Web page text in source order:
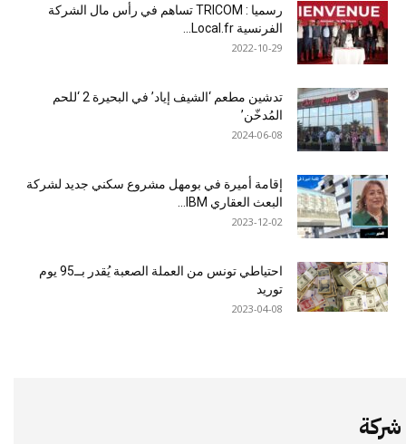
رسميا : TRICOM تساهم في رأس مال الشركة
الفرنسية Local.fr...
2022-10-29
تدشين مطعم ‘الشيف إياد’ في البحيرة 2 ‘للحم
المُدخّن’
2024-06-08
إقامة أميرة في بومهل مشروع سكني جديد لشركة
البعث العقاري IBM...
2023-12-02
احتياطي تونس من العملة الصعبة يُقدر بــ95 يوم
توريد
2023-04-08
شركة